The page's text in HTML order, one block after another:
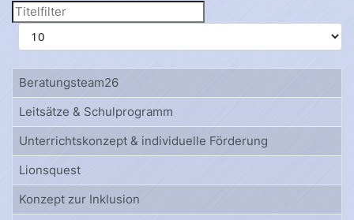
Titelfilter
Anzeige #
Beratungsteam26
Leitsätze & Schulprogramm
Unterrichtskonzept & individuelle Förderung
Lionsquest
Konzept zur Inklusion